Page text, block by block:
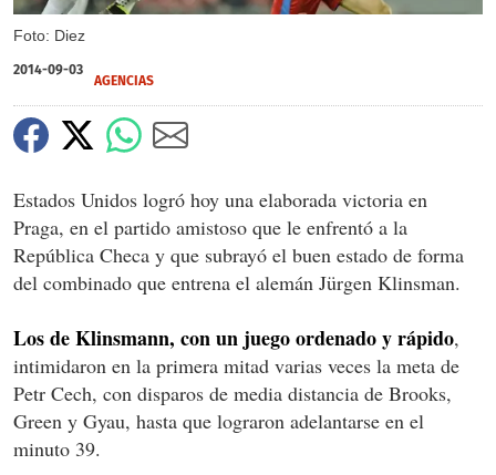
Foto: Diez
2014-09-03
AGENCIAS
Estados Unidos logró hoy una elaborada victoria en
Praga, en el partido amistoso que le enfrentó a la
República Checa y que subrayó el buen estado de forma
del combinado que entrena el alemán Jürgen Klinsman.
Los de Klinsmann, con un juego ordenado y rápido,
intimidaron en la primera mitad varias veces la meta de
Petr Cech, con disparos de media distancia de Brooks,
Green y Gyau, hasta que lograron adelantarse en el
minuto 39.